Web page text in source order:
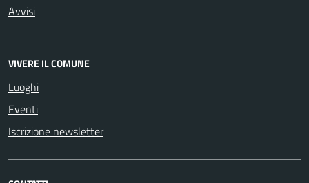
Avvisi
VIVERE IL COMUNE
Luoghi
Eventi
Iscrizione newsletter